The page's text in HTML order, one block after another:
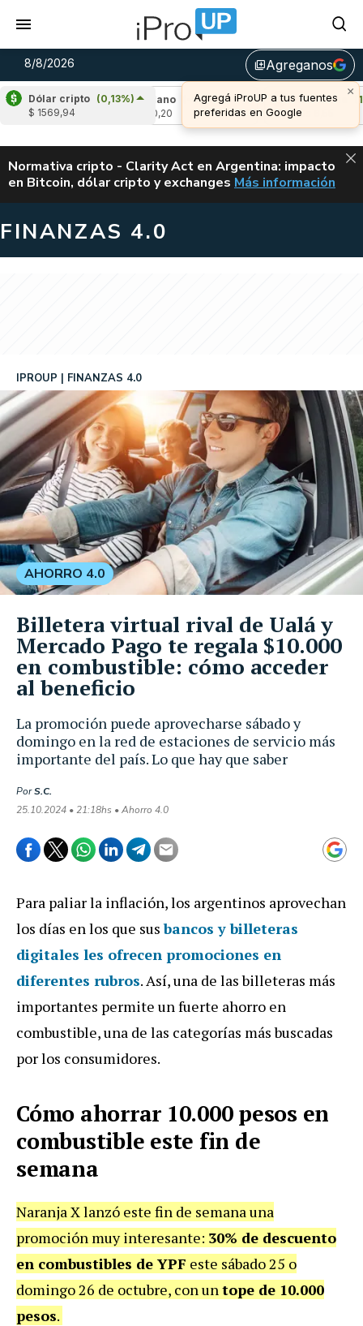
8/8/2026 library_addAgreganos
×
Agregá iProUP a tus fuentes
preferidas en Google
Dólar cripto (0,13%)
$ 1569,94
Cardano
(-0,08%)
Avalanche
u$s 6,55
ALERTA
Normativa cripto - Clarity Act en Argentina: impacto
en Bitcoin, dólar cripto y exchanges CLARITY ACT EN
Más información
FINANZAS 4.0
La promoción puede aprovecharse sábado y
domingo en la red de estaciones de servicio más
importante del país. Lo que hay que saber
IPROUP FINANZAS 4.0
PorS.C.
25.10.2024 • 21:18hs • Ahorro 4.0
AHORRO 4.0
Billetera virtual rival de Ualá y
Mercado Pago te regala $10.000
en combustible: cómo acceder
al beneficio
Para paliar la inflación, los argentinos aprovechan
los días en los que susbancos y billeteras
digitales les ofrecen promociones en
diferentes rubros. Así, una de las billeteras más
importantes permite un fuerte ahorro en
combustible, una de las categorías más buscadas
por los consumidores.
Cómo ahorrar 10.000 pesos en
combustible este fin de
semana
Naranja X lanzó este fin de semana una
promoción muy interesante: 30% de descuento
en combustibles de YPF este sábado 25 o
domingo 26 de octubre, con untope de 10.000
pesos.